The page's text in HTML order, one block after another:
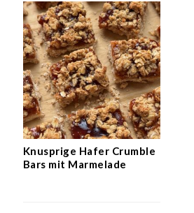
Knusprige Hafer Crumble
Bars mit Marmelade